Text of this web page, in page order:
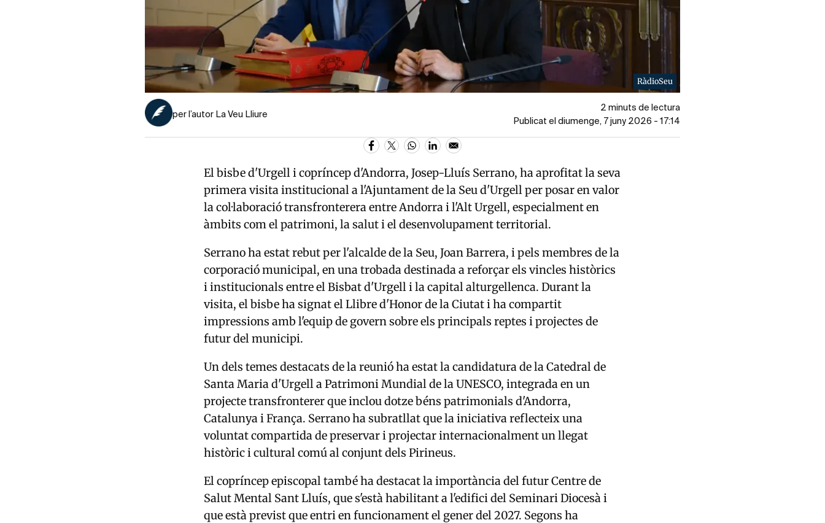
RàdioSeu
per l’autor La Veu Lliure
2 minuts de lectura
Publicat el diumenge, 7 juny 2026 - 17:14
El bisbe d'Urgell i copríncep d'Andorra, Josep-Lluís Serrano, ha aprofitat la seva
primera visita institucional a l'Ajuntament de la Seu d'Urgell per posar en valor
la col·laboració transfronterera entre Andorra i l'Alt Urgell, especialment en
àmbits com el patrimoni, la salut i el desenvolupament territorial.
Serrano ha estat rebut per l'alcalde de la Seu, Joan Barrera, i pels membres de la
corporació municipal, en una trobada destinada a reforçar els vincles històrics
i institucionals entre el Bisbat d'Urgell i la capital alturgellenca. Durant la
visita, el bisbe ha signat el Llibre d'Honor de la Ciutat i ha compartit
impressions amb l'equip de govern sobre els principals reptes i projectes de
futur del municipi.
Un dels temes destacats de la reunió ha estat la candidatura de la Catedral de
Santa Maria d'Urgell a Patrimoni Mundial de la UNESCO, integrada en un
projecte transfronterer que inclou dotze béns patrimonials d'Andorra,
Catalunya i França. Serrano ha subratllat que la iniciativa reflecteix una
voluntat compartida de preservar i projectar internacionalment un llegat
històric i cultural comú al conjunt dels Pirineus.
El copríncep episcopal també ha destacat la importància del futur Centre de
Salut Mental Sant Lluís, que s'està habilitant a l'edifici del Seminari Diocesà i
que està previst que entri en funcionament el gener del 2027. Segons ha